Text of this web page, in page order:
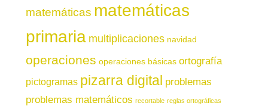
matemáticas matemáticas
primaria multiplicaciones navidad
operaciones operaciones básicas ortografía
pictogramas pizarra digital problemas
problemas matemáticos recortable reglas ortográficas